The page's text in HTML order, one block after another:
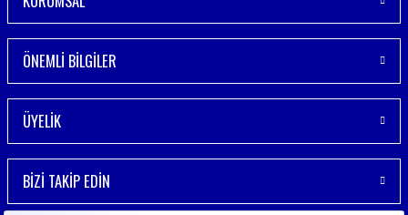
ÖNEMLİ BİLGİLER
ÜYELİK
BİZİ TAKİP EDİN